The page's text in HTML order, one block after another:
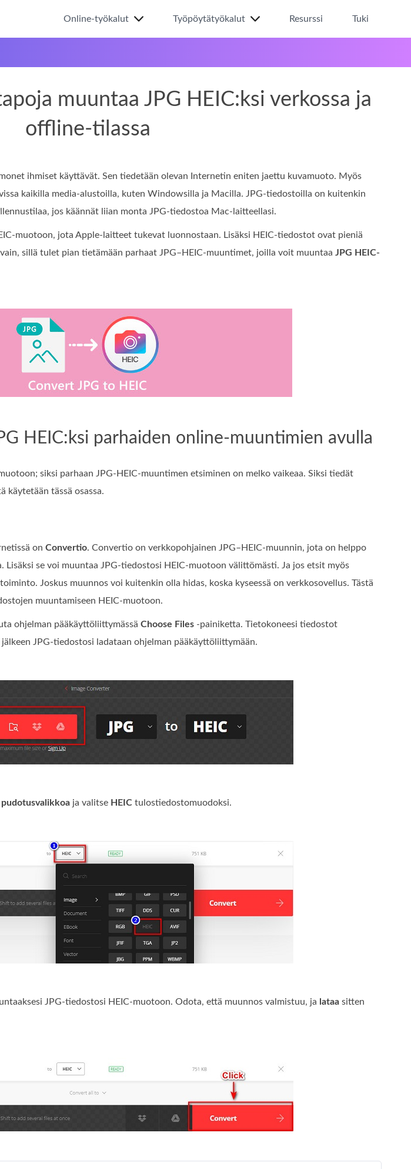
Online-työkalut Työpöytätyökalut Resurssi Tuki
muuntaa JPG HEIC:ksi verkossa ja
offline-tilassa
ihmiset käyttävät. Sen tiedetään olevan Internetin eniten jaettu kuvamuoto. Myös
kaikilla media-alustoilla, kuten Windowsilla ja Macilla. JPG-tiedostoilla on kuitenkin
jos käännät liian monta JPG-tiedostoa Mac-laitteellasi.
muotoon, jota Apple-laitteet tukevat luonnostaan. Lisäksi HEIC‑tiedostot ovat pieniä
sillä tulet pian tietämään parhaat JPG–HEIC-muuntimet, joilla voit muuntaa JPG HEIC-
HEIC:ksi parhaiden online-muuntimien avulla
siksi parhaan JPG-HEIC-muuntimen etsiminen on melko vaikeaa. Siksi tiedät
käytetään tässä osassa.
on Convertio. Convertio on verkkopohjainen JPG–HEIC-muunnin, jota on helppo
se voi muuntaa JPG‑tiedostosi HEIC‑muotoon välittömästi. Ja jos etsit myös
Joskus muunnos voi kuitenkin olla hidas, koska kyseessä on verkkosovellus. Tästä
muuntamiseen HEIC-muotoon.
ohjelman pääkäyttöliittymässä Choose Files ‑painiketta. Tietokoneesi tiedostot
JPG‑tiedostosi ladataan ohjelman pääkäyttöliittymään.
pudotusvalikkoa ja valitse HEIC tulostiedostomuodoksi.
JPG‑tiedostosi HEIC‑muotoon. Odota, että muunnos valmistuu, ja lataa sitten